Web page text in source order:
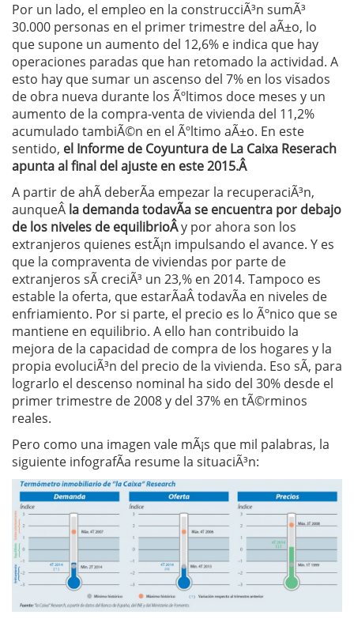
Por un lado, el empleo en la construcciÃ³n sumÃ³
30.000 personas en el primer trimestre del aÃ±o, lo
que supone un aumento del 12,6% e indica que hay
operaciones paradas que han retomado la actividad. A
esto hay que sumar un ascenso del 7% en los visados
de obra nueva durante los Ãºltimos doce meses y un
aumento de la compra-venta de vivienda del 11,2%
acumulado tambiÃ©n en el Ãºltimo aÃ±o. En este
sentido, el Informe de Coyuntura de La Caixa Reserach
apunta al final del ajuste en este 2015.Â
A partir de ahÃ­ deberÃ­a empezar la recuperaciÃ³n,
aunqueÂ la demanda todavÃ­a se encuentra por debajo
de los niveles de equilibrioÂy por ahora son los
extranjeros quienes estÃ¡n impulsando el avance. Y es
que la compraventa de viviendas por parte de
extranjeros sÃ­ creciÃ³ un 23,% en 2014. Tampoco es
estable la oferta, que estarÃ­aÂ todavÃ­a en niveles de
enfriamiento. Por si parte, el precio es lo Ãºnico que se
mantiene en equilibrio. A ello han contribuido la
mejora de la capacidad de compra de los hogares y la
propia evoluciÃ³n del precio de la vivienda. Eso sÃ­, para
lograrlo el descenso nominal ha sido del 30% desde el
primer trimestre de 2008 y del 37% en tÃ©rminos
reales.
Pero como una imagen vale mÃ¡s que mil palabras, la
siguiente infografÃ­a resume la situaciÃ³n: